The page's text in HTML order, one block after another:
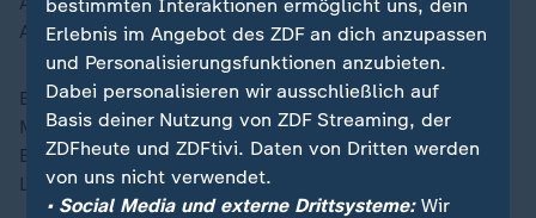
Ausgleich. Das Ruhrstadion tobte.
Es entwickelte sich ein offener Schlagabtausch. Beide
Mannschaften spielten auf Sieg und hatten Chancen.
Ein weiterer Treffer gelang aber weder dem VfL noch
Leipzig.
bestimmten Interaktionen ermöglicht uns, dein
Erlebnis im Angebot des ZDF an dich anzupassen
und Personalisierungsfunktionen anzubieten.
Dabei personalisieren wir ausschließlich auf
Basis deiner Nutzung von ZDF Streaming, der
ZDFheute und ZDFtivi. Daten von Dritten werden
von uns nicht verwendet.
• Social Media und externe Drittsysteme:Wir